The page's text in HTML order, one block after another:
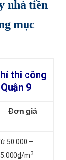
nhà tiền
mục
thi công
9
Đơn giá
50.000 –
m3